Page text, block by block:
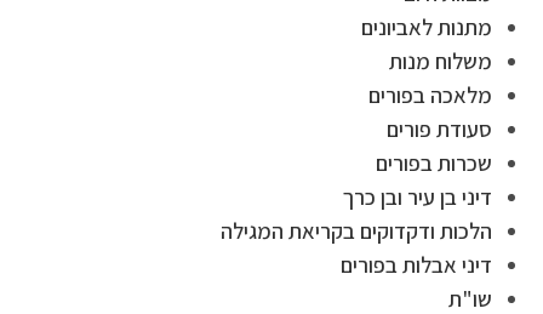
מתנות לאביונים
משלוח מנות
מלאכה בפורים
סעודת פורים
שכרות בפורים
דיני בן עיר ובן כרך
הלכות ודקדוקים בקריאת המגילה
דיני אבלות בפורים
שו"ת